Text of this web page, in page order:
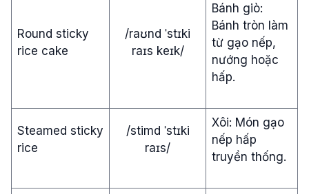
Round sticky
rice cake
/raʊnd ˈstɪki
raɪs keɪk/
Bánh giò:
Bánh tròn làm
từ gạo nếp,
nướng hoặc
hấp.
Steamed sticky
rice
/stimd ˈstɪki
raɪs/
Xôi: Món gạo
nếp hấp
truyền thống.